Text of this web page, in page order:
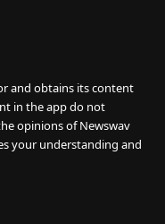
and obtains its content
in the app do not
opinions of Newswav
your understanding and